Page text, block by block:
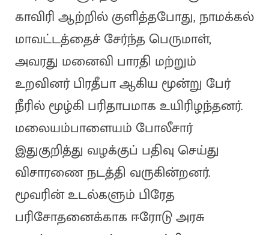
காவிரி ஆற்றில் குளித்தபோது, நாமக்கல்
மாவட்டத்தைச் சேர்ந்த பெருமாள்,
அவரது மனைவி பாரதி மற்றும்
உறவினர் பிரதீபா ஆகிய மூன்று பேர்
நீரில் மூழ்கி பரிதாபமாக உயிரிழந்தனர்.
மலையம்பாளையம் போலீசார்
இதுகுறித்து வழக்குப் பதிவு செய்து
விசாரணை நடத்தி வருகின்றனர்.
மூவரின் உடல்களும் பிரேத
பரிசோதனைக்காக ஈரோடு அரசு